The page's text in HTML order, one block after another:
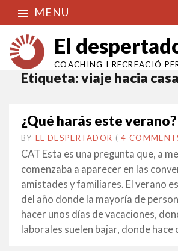
MENU
El
COACHING I RECREACIÓ
Etiqueta:viaje hacia casa
¿Qué harás este verano?
BY EL DESPERTADOR ON
27
MARÇ
•(4
CAT Esta es una pregunta que, a
comenzaba a aparecer en las
amistades y familiares. El verano
del año donde la mayoría de
hacer unos días de vacaciones,
laborales suelen bajar, donde hace